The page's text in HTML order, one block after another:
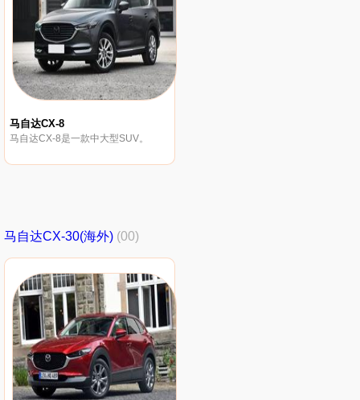
马自达CX-8
马自达CX-8是一款中大型SUV。
马自达CX-30(海外) (00)